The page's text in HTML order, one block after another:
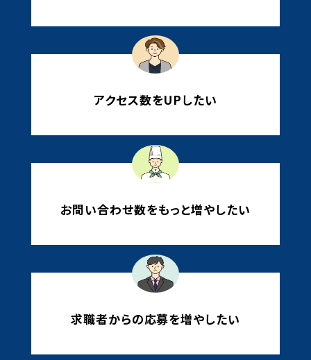
アクセス数をUPしたい
お問い合わせ数をもっと増やしたい
求職者からの応募を増やしたい